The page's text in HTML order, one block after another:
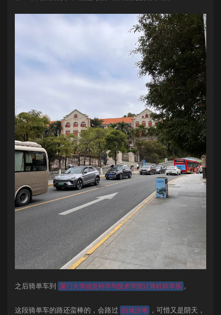
之后骑单车到 厦门大学信息科学与技术学院计算机科学系 。
这段骑单车的路还蛮棒的，会路过 白城沙滩
，可惜又是阴天，